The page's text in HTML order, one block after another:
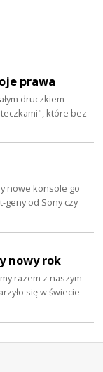
prawa
druczkiem
które bez
nowe konsole go
geny od Sony czy
nowy rok
razem z naszym
się w świecie